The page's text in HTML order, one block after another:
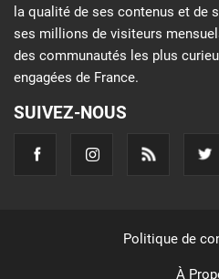
la qualité de ses contenus et de
ses millions de visiteurs
des communautés les plus
engagées de France.
SUIVEZ-NOUS
Politique de
À